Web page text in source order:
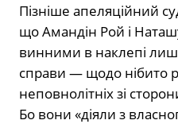
Пізніше апеляційний
що Амандін Рой і
винними в наклепі
справи — щодо нібито
неповнолітніх зі
Бо вони «діяли з